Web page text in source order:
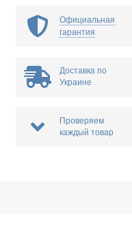
Официальная
гарантия
Доставка по
Украине
Проверяем
каждый товар